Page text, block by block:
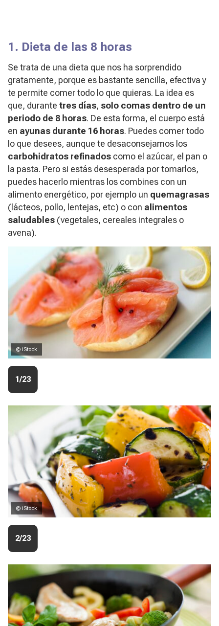
1. Dieta de las 8 horas
Se trata de una dieta que nos ha sorprendido
gratamente, porque es bastante sencilla, efectiva y
te permite comer todo lo que quieras. La idea es
que, durante tres días, solo comas dentro de un
periodo de 8 horas. De esta forma, el cuerpo está
en ayunas durante 16 horas. Puedes comer todo
lo que desees, aunque te desaconsejamos los
carbohidratos refinados como el azúcar, el pan o
la pasta. Pero si estás desesperada por tomarlos,
puedes hacerlo mientras los combines con un
alimento energético, por ejemplo un quemagrasas
(lácteos, pollo, lentejas, etc) o con alimentos
saludables (vegetales, cereales integrales o
avena).
© iStock
1/23
© iStock
2/23